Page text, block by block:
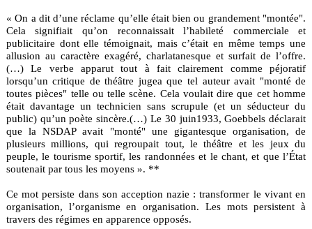
« On a dit d’une réclame qu’elle était bien ou grandement "montée".
Cela signifiait qu’on reconnaissait l’habileté commerciale et
publicitaire dont elle témoignait, mais c’était en même temps une
allusion au caractère exagéré, charlatanesque et surfait de l’offre.
(…) Le verbe apparut tout à fait clairement comme péjoratif
lorsqu’un critique de théâtre jugea que tel auteur avait "monté de
toutes pièces" telle ou telle scène. Cela voulait dire que cet homme
était davantage un technicien sans scrupule (et un séducteur du
public) qu’un poète sincère.(…) Le 30 juin1933, Goebbels déclarait
que la NSDAP avait "monté" une gigantesque organisation, de
plusieurs millions, qui regroupait tout, le théâtre et les jeux du
peuple, le tourisme sportif, les randonnées et le chant, et que l’État
soutenait par tous les moyens ». **
Ce mot persiste dans son acception nazie : transformer le vivant en
organisation, l’organisme en organisation. Les mots persistent à
travers des régimes en apparence opposés.